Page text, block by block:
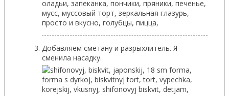
Добавляем сметану и разрыхлитель. Я
сменила насадку.